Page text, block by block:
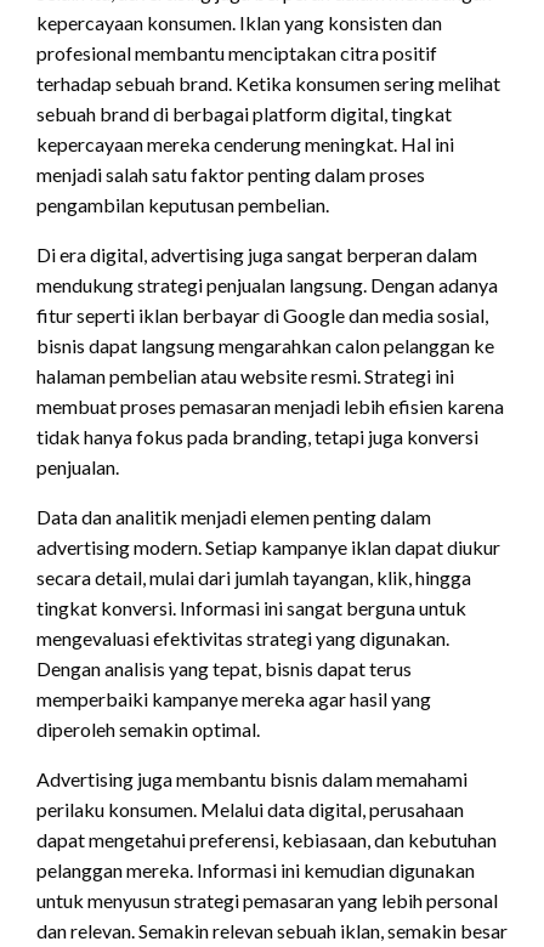
kepercayaan konsumen. Iklan yang konsisten dan
profesional membantu menciptakan citra positif
terhadap sebuah brand. Ketika konsumen sering melihat
sebuah brand di berbagai platform digital, tingkat
kepercayaan mereka cenderung meningkat. Hal ini
menjadi salah satu faktor penting dalam proses
pengambilan keputusan pembelian.
Di era digital, advertising juga sangat berperan dalam
mendukung strategi penjualan langsung. Dengan adanya
fitur seperti iklan berbayar di Google dan media sosial,
bisnis dapat langsung mengarahkan calon pelanggan ke
halaman pembelian atau website resmi. Strategi ini
membuat proses pemasaran menjadi lebih efisien karena
tidak hanya fokus pada branding, tetapi juga konversi
penjualan.
Data dan analitik menjadi elemen penting dalam
advertising modern. Setiap kampanye iklan dapat diukur
secara detail, mulai dari jumlah tayangan, klik, hingga
tingkat konversi. Informasi ini sangat berguna untuk
mengevaluasi efektivitas strategi yang digunakan.
Dengan analisis yang tepat, bisnis dapat terus
memperbaiki kampanye mereka agar hasil yang
diperoleh semakin optimal.
Advertising juga membantu bisnis dalam memahami
perilaku konsumen. Melalui data digital, perusahaan
dapat mengetahui preferensi, kebiasaan, dan kebutuhan
pelanggan mereka. Informasi ini kemudian digunakan
untuk menyusun strategi pemasaran yang lebih personal
dan relevan. Semakin relevan sebuah iklan, semakin besar